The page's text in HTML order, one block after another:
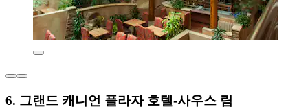
6. 그랜드 캐니언 플라자 호텔-사우스 림